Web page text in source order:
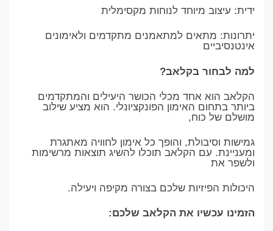
ידית: עיצוב מיוחד לנוחות מקסימלית
יתרונות: מתאים למתאמנים מתקדמים ולאימונים
אינטנסיביים
למה לבחור בקלאב?
הקלאב הוא אחד מכלי הכושר היעילים והמתקדמים
ביותר בתחום האימון הפונקציונלי. הוא מציע שילוב
מושלם של כוח,
גמישות וסיבולת, והופך כל אימון לחוויה מאתגרת
ומעניינת. עם הקלאב תוכלו להשיג תוצאות מרשימות
ולשפר את
היכולות הפיזיות שלכם בצורה מקיפה ויעילה.
הזמינו עכשיו את הקלאב שלכם: